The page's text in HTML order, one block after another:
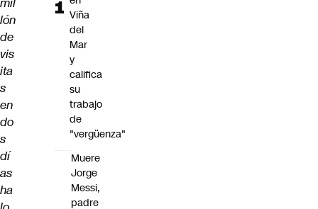
lón
de
vis
ita
s
en
do
s
dí
as
ha
Viña
del
Mar
y
califica
su
trabajo
de
"vergüenza"
Muere
Jorge
Messi,
padre